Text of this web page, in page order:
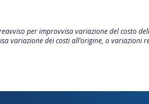
per improvvisa variazione del costo
variazione dei costi all'origine, o variazioni